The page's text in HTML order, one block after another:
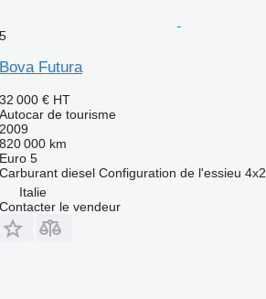
5
Bova Futura
32 000 € HT
Autocar de tourisme
2009
820 000 km
Euro 5
Carburant diesel Configuration de l'essieu 4x2
Italie
Contacter le vendeur